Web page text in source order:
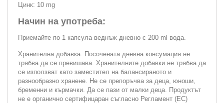
Цинк: 10 mg
Начин на употреба:
Приемайте по 1 капсула веднъж дневно с 200 ml вода.
Хранителна добавка. Посочената дневна консумация не
трябва да се превишава. Хранителните добавки не трябва да
се използват като заместител на балансираното и
разнообразно хранене. Не се препоръчва за деца, юноши,
бременни и кърмачки. Да се пази от малки деца. Продуктът
не е органично сертифицаран съгласно Регламент (ЕС)